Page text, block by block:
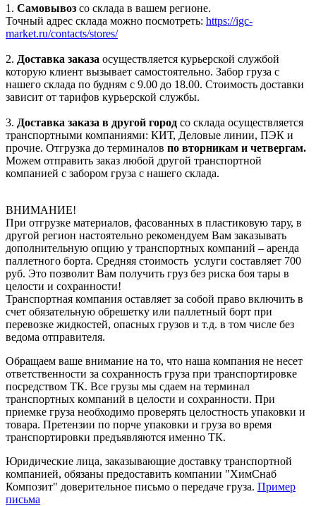
1. Самовывоз со склада в вашем регионе.
Точный адрес склада можно посмотреть: https://igc-
market.ru/contacts/stores/
2. Доставка заказа осуществляется курьерской службой
которую клиент вызывает самостоятельно. Забор груза с
нашего склада по будням с 9.00 до 18.00. Стоимость доставки
зависит от тарифов курьерской службы.
3. Доставка заказа в другой город со склада осуществляется
транспортными компаниями: КИТ, Деловые линии, ПЭК и
прочие. Отгрузка до терминалов по вторникам и четвергам.
Можем отправить заказ любой другой транспортной
компанией с забором груза с нашего склада.
ВНИМАНИЕ!
При отгрузке материалов, фасованных в пластиковую тару, в
другой регион настоятельно рекомендуем Вам заказывать
дополнительную опцию у транспортных компаний – аренда
паллетного борта. Средняя стоимость услуги составляет 700
руб. Это позволит Вам получить груз без риска боя тары в
целости и сохранности!
Транспортная компания оставляет за собой право включить в
счет обязательную обрешетку или паллетный борт при
перевозке жидкостей, опасных грузов и т.д. в том числе без
ведома отправителя.
Обращаем ваше внимание на то, что наша компания не несет
ответственности за сохранность груза при транспортировке
посредством ТК. Все грузы мы сдаем на терминал
транспортных компаний в целости и сохранности. При
приемке груза необходимо проверять целостность упаковки и
товара. Претензии по порче упаковки и груза во время
транспортировки предъявляются именно ТК.
Юридические лица, заказывающие доставку транспортной
компанией, обязаны предоставить компании "ХимСнаб
Композит" доверительное письмо о передаче груза. Пример
письма